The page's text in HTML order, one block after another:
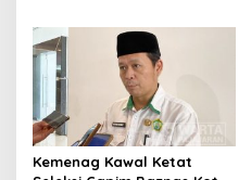
Kemenag Kawal Ketat